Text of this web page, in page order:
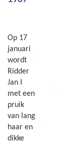
Op 17
januari
wordt
Ridder
Jan I
met een
pruik
van lang
haar en
dikke